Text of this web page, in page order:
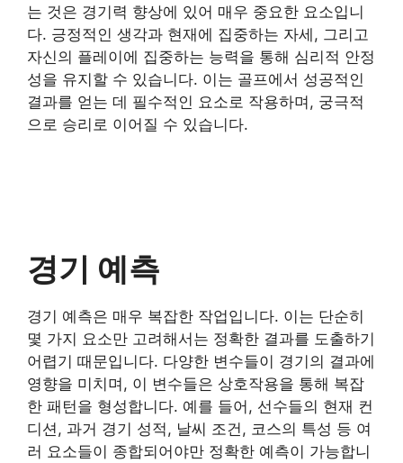
는 것은 경기력 향상에 있어 매우 중요한 요소입니
다. 긍정적인 생각과 현재에 집중하는 자세, 그리고
자신의 플레이에 집중하는 능력을 통해 심리적 안정
성을 유지할 수 있습니다. 이는 골프에서 성공적인
결과를 얻는 데 필수적인 요소로 작용하며, 궁극적
으로 승리로 이어질 수 있습니다.
경기 예측
경기 예측은 매우 복잡한 작업입니다. 이는 단순히
몇 가지 요소만 고려해서는 정확한 결과를 도출하기
어렵기 때문입니다. 다양한 변수들이 경기의 결과에
영향을 미치며, 이 변수들은 상호작용을 통해 복잡
한 패턴을 형성합니다. 예를 들어, 선수들의 현재 컨
디션, 과거 경기 성적, 날씨 조건, 코스의 특성 등 여
러 요소들이 종합되어야만 정확한 예측이 가능합니